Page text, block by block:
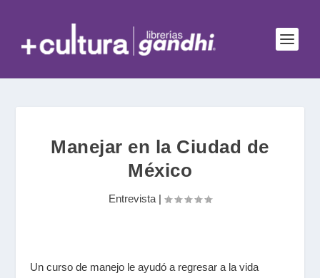
Manejar en la Ciudad de
México
Entrevista |
Un curso de manejo le ayudó a regresar a la vida